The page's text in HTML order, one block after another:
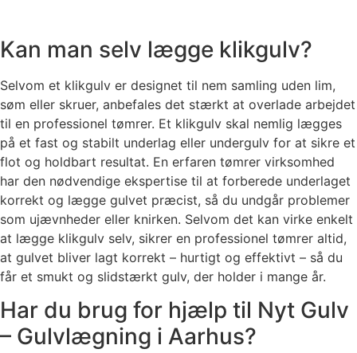
Kan man selv lægge klikgulv?
Selvom et klikgulv er designet til nem samling uden lim,
søm eller skruer, anbefales det stærkt at overlade arbejdet
til en professionel tømrer. Et klikgulv skal nemlig lægges
på et fast og stabilt underlag eller undergulv for at sikre et
flot og holdbart resultat. En erfaren tømrer virksomhed
har den nødvendige ekspertise til at forberede underlaget
korrekt og lægge gulvet præcist, så du undgår problemer
som ujævnheder eller knirken. Selvom det kan virke enkelt
at lægge klikgulv selv, sikrer en professionel tømrer altid,
at gulvet bliver lagt korrekt – hurtigt og effektivt – så du
får et smukt og slidstærkt gulv, der holder i mange år.
Har du brug for hjælp til Nyt Gulv
– Gulvlægning i Aarhus?